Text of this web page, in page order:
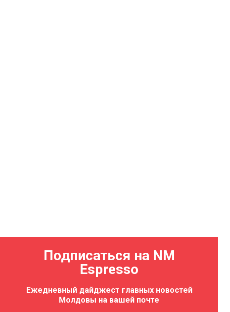
Подписаться на NM
Espresso
Ежедневный дайджест главных новостей
Молдовы на вашей почте